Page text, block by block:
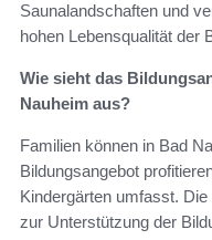
Saunalandschaften und
hohen Lebensqualität der
Wie sieht das
Nauheim aus?
Familien können in Bad
Bildungsangebot
Kindergärten umfasst.
zur Unterstützung der